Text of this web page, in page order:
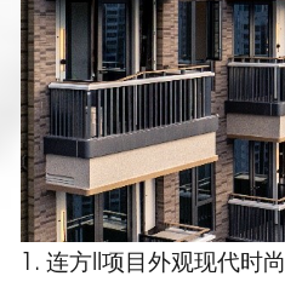
1. 连方II项目外观现代时尚